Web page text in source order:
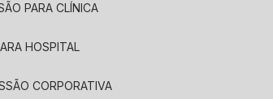
PARA CLÍNICA
HOSPITAL
CORPORATIVA